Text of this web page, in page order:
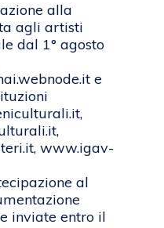
alla
agli artisti
dal 1° agosto
e
www.igav-
al
inviate entro il